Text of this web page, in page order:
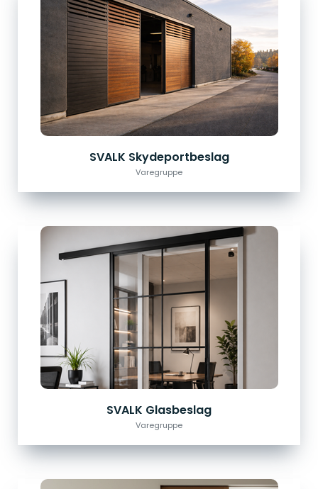
SVALK Skydeportbeslag
Varegruppe
SVALK Glasbeslag
Varegruppe